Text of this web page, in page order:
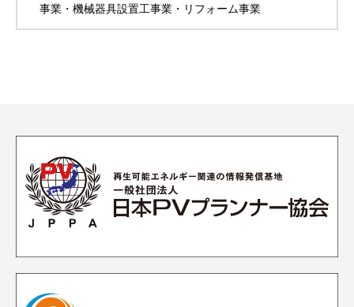
事業・機械器具設置工事業・リフォーム事業